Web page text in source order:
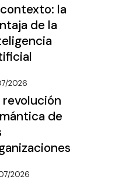
la
de la
2026
revolución
de
2026